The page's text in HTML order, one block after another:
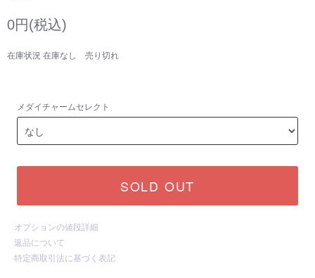
0円(税込)
在庫状況 在庫なし 売り切れ
メダイチャームセレクト
SOLD OUT
オプションの値段詳細
返品について
特定商取引法に基づく表記